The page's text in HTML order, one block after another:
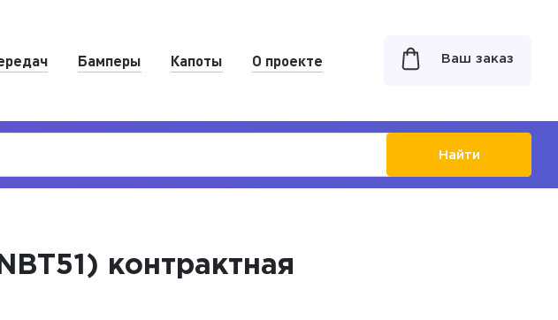
Бамперы Капоты О проекте Ваш заказ
Найти
контрактная